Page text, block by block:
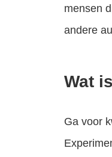
mensen
andere
Wat
Ga voor